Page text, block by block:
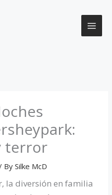
terror
BySilke McD
la diversión en familia